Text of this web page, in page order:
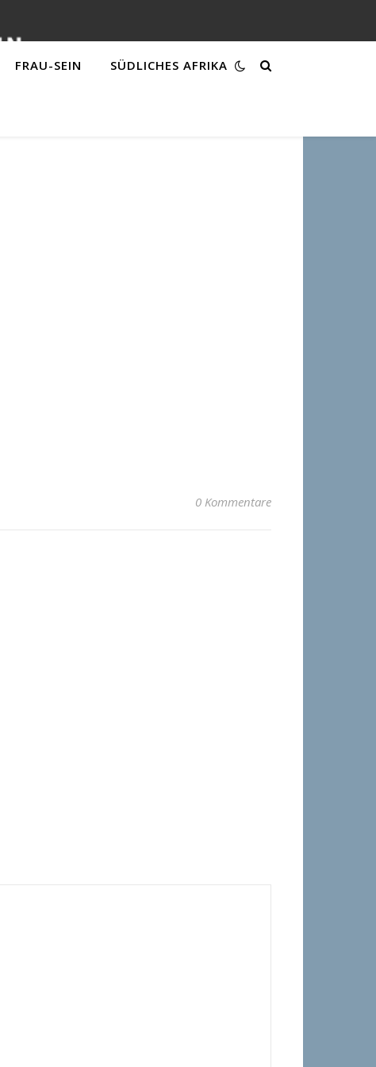
FRAU-SEIN SÜDLICHES AFRIKA
0 Kommentare